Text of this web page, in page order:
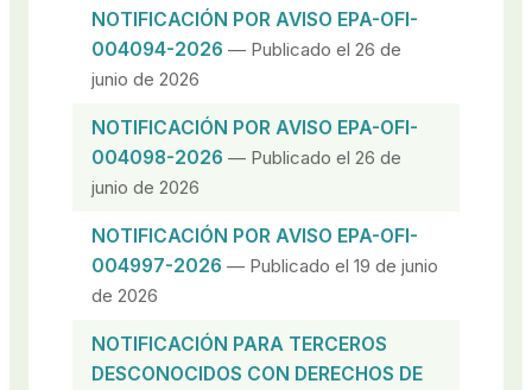
NOTIFICACIÓN POR AVISO EPA-OFI-
004094-2026 — Publicado el 26 de
junio de 2026
NOTIFICACIÓN POR AVISO EPA-OFI-
004098-2026 — Publicado el 26 de
junio de 2026
NOTIFICACIÓN POR AVISO EPA-OFI-
004997-2026 — Publicado el 19 de junio
de 2026
NOTIFICACIÓN PARA TERCEROS
DESCONOCIDOS CON DERECHOS DE